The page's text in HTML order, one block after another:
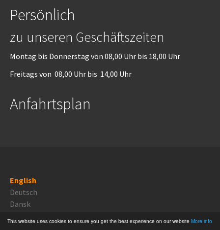
This website uses cookies to ensure you get the best experience on our website More info
Persönlich
zu unseren Geschäftszeiten
Montag bis Donnerstag von 08,00 Uhr bis 18,00 Uhr
Freitags von 08,00 Uhr bis 14,00 Uhr
Anfahrtsplan
English
Deutsch
Dansk
Proudly powered byTYPO3 CMS